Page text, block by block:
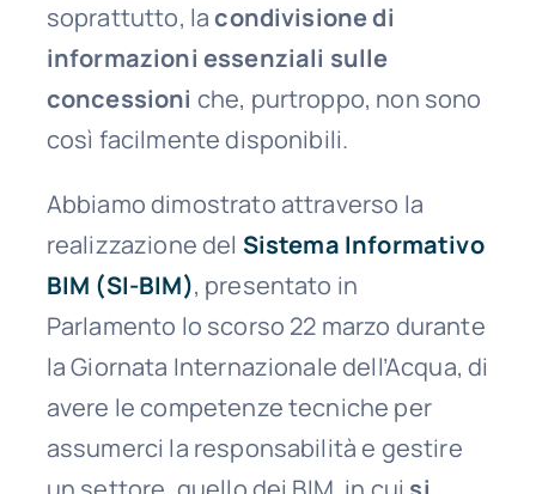
soprattutto, lacondivisione di
informazioni essenziali sulle
concessioni che, purtroppo, non sono
così facilmente disponibili.
Abbiamo dimostrato attraverso la
realizzazione del Sistema Informativo
BIM (SI-BIM), presentato in
Parlamento lo scorso 22 marzo durante
la Giornata Internazionale dell’Acqua, di
avere le competenze tecniche per
assumerci la responsabilità e gestire